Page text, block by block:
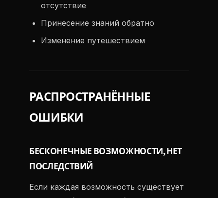
отсутствие
Принесение знаний обратно
Изменение путешествием
РАСПРОСТРАНЁННЫЕ
ОШИБКИ
БЕСКОНЕЧНЫЕ ВОЗМОЖНОСТИ, НЕТ
ПОСЛЕДСТВИЙ
Если каждая возможность существует